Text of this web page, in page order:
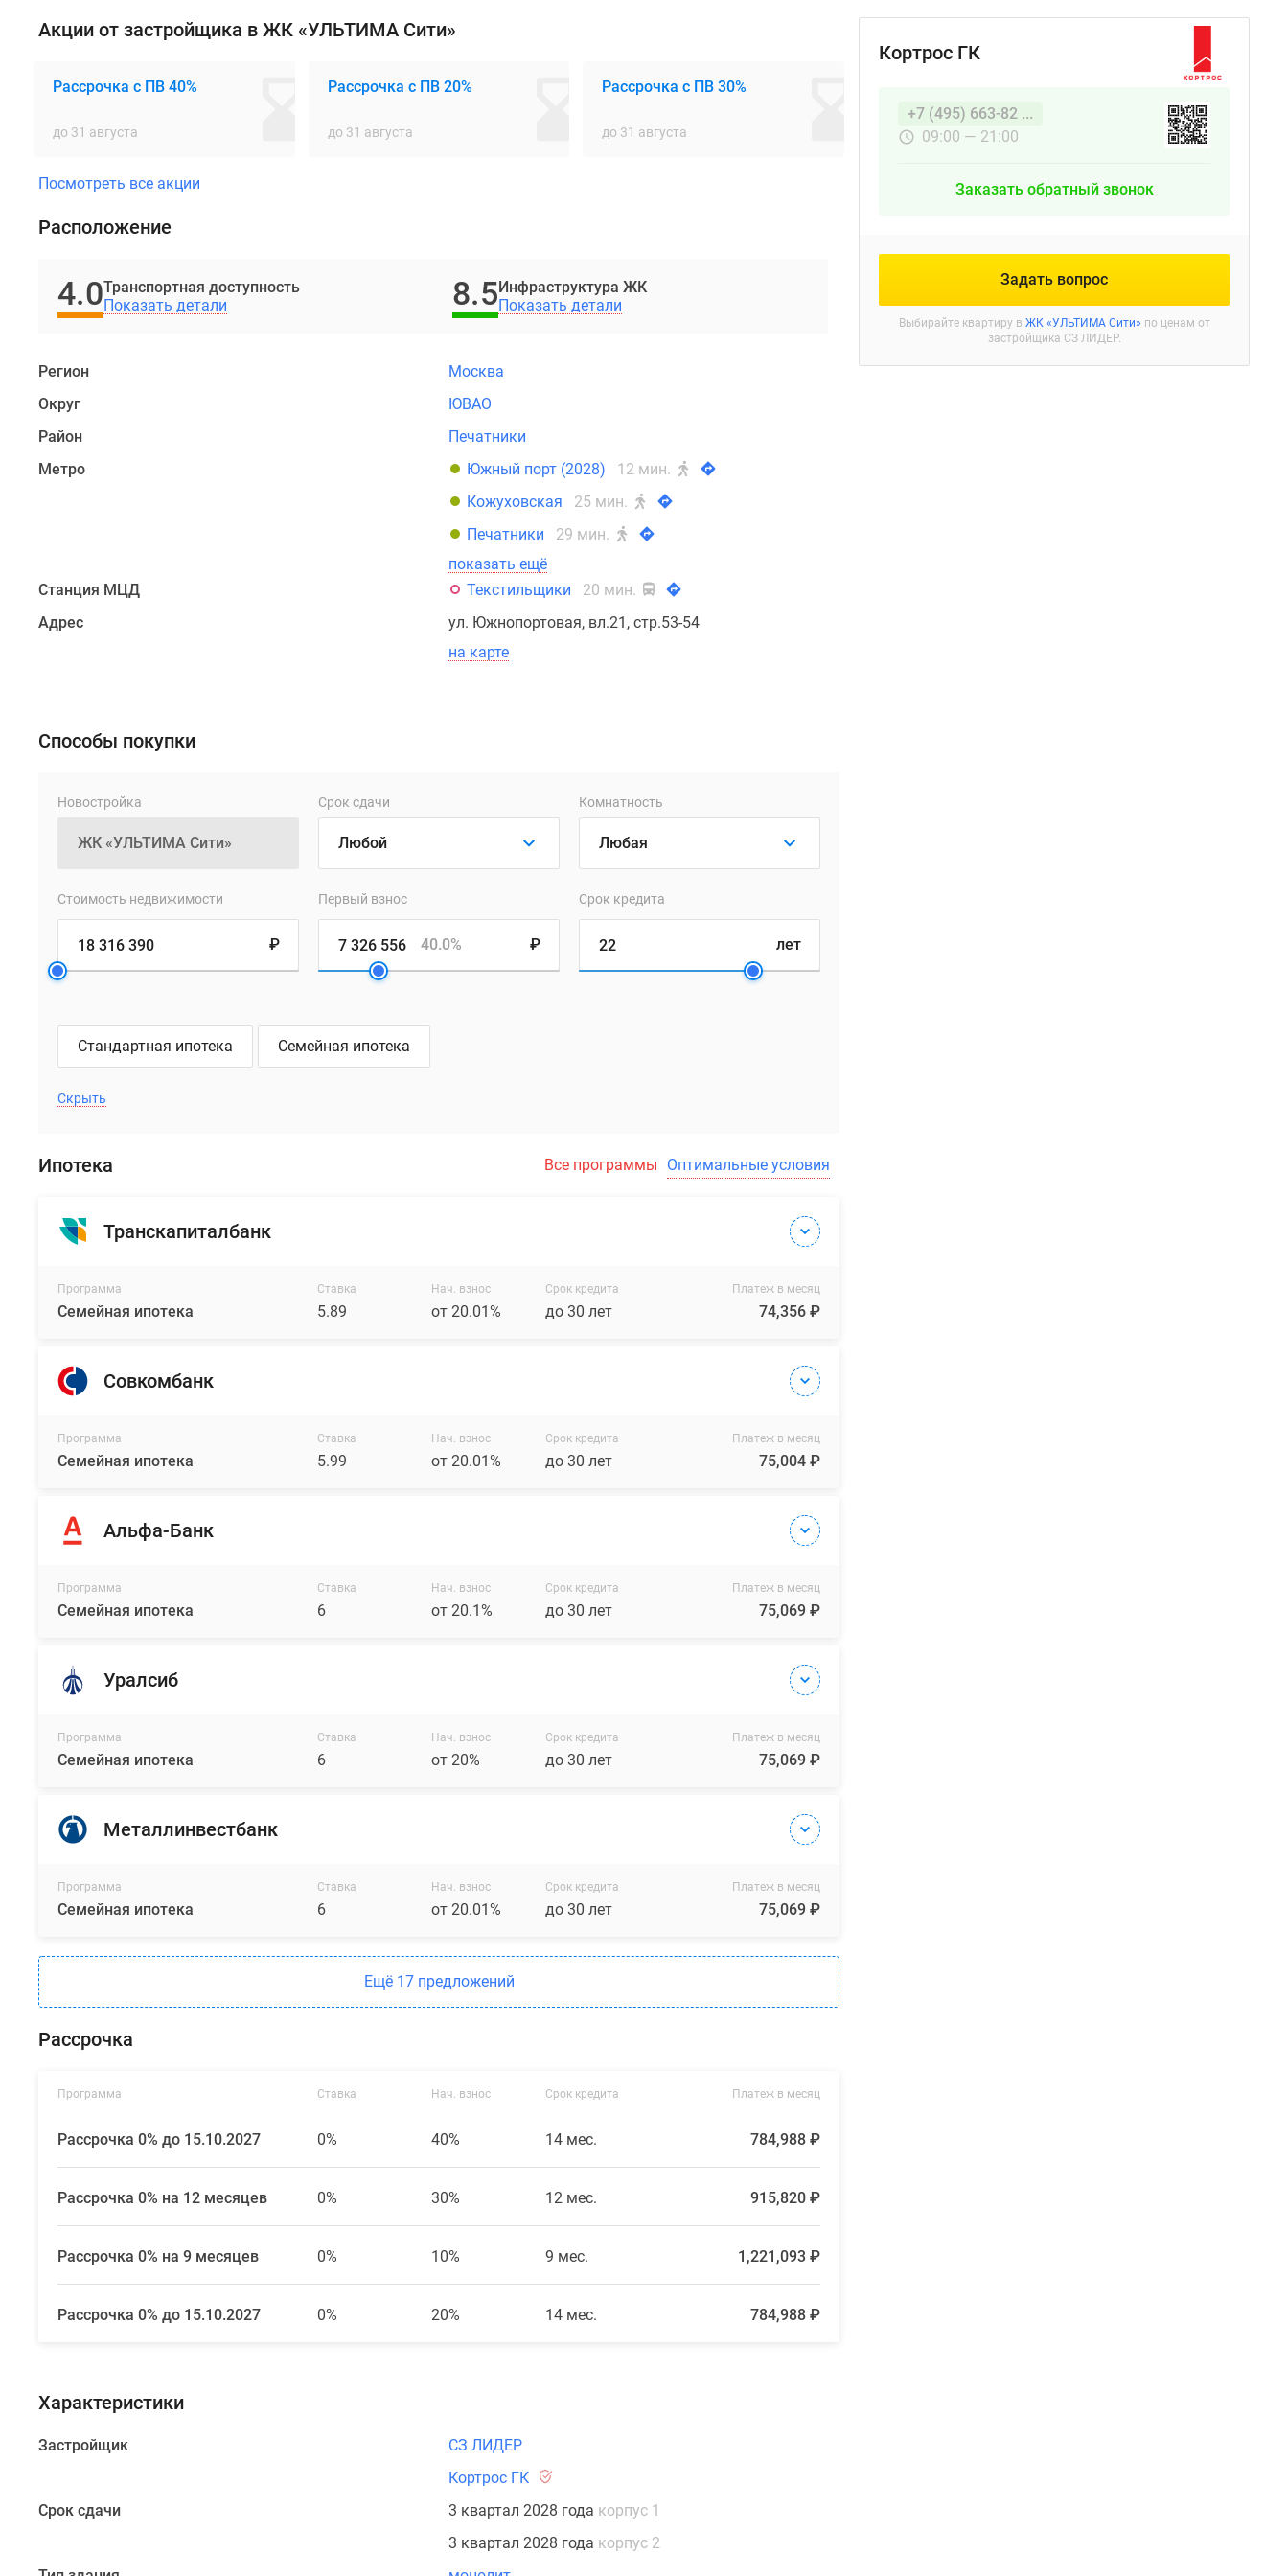
второй
Москвы-
минутах
пешком
от
станции
метро
(открытие
в
году).
Перспективная
2»
отличной
экологией.
станции
удобный
ТТК,
кольцу
Красной
площади.
25
машине
можно
МКАД,
пешком
дойти
набережной
Москвы-
реализации
уже
будет
водный
транспорт.
составе
появится
среди
которых
дома
средней
этажности
от
башни
корпус
имеет
уникальный
для
фасада
зеленые
Акции от застройщика в ЖК «УЛЬТИМА Сити»
Рассрочка с ПВ 40%
до 31 августа
Рассрочка с ПВ 20%
до 31 августа
Рассрочка с ПВ 30%
до 31 августа
Посмотреть все акции
Расположение
4.0Транспортная доступность
Показать детали
8.5Инфраструктура ЖК
Показать детали
Регион
Москва
Округ
ЮВАО
Район
Печатники
Метро
Южный порт (2028)
12 мин.
Кожуховская
25 мин.
Печатники
29 мин.
показать ещё
Станция МЦД
Текстильщики
20 мин.
Адрес
ул. Южнопортовая, вл.21, стр.53-54
на карте
Способы покупки
Новостройка Срок сдачи Комнатность
Стоимость недвижимости
₽
Первый взнос
₽
40.0%
Срок кредита
лет
Стандартная ипотека Семейная ипотека
Скрыть
Ипотека Все программы Оптимальные условия
Транскапиталбанк
Программа
Семейная ипотека
Ставка
5.89
Нач. взнос
от 20.01%
Срок кредита
до 30 лет
Платеж в месяц
74,356 ₽
Совкомбанк
Программа
Семейная ипотека
Ставка
5.99
Нач. взнос
от 20.01%
Срок кредита
до 30 лет
Платеж в месяц
75,004 ₽
Альфа-Банк
Программа
Семейная ипотека
Ставка
6
Нач. взнос
от 20.1%
Срок кредита
до 30 лет
Платеж в месяц
75,069 ₽
Уралсиб
Программа
Семейная ипотека
Ставка
6
Нач. взнос
от 20%
Срок кредита
до 30 лет
Платеж в месяц
75,069 ₽
Металлинвестбанк
Программа
Семейная ипотека
Ставка
6
Нач. взнос
от 20.01%
Срок кредита
до 30 лет
Платеж в месяц
75,069 ₽
Ещё 17 предложений
Рассрочка
Программа
Рассрочка 0% до 15.10.2027
Ставка
0%
Нач. взнос
40%
Срок кредита
14 мес.
Платеж в месяц
784,988 ₽
Рассрочка 0% на 12 месяцев 0% 30% 12 мес. 915,820 ₽
Рассрочка 0% на 9 месяцев 0% 10% 9 мес. 1,221,093 ₽
Рассрочка 0% до 15.10.2027 0% 20% 14 мес. 784,988 ₽
Характеристики
Застройщик
СЗ ЛИДЕР
Кортрос ГК
Срок сдачи
3 квартал 2028 года корпус 1
3 квартал 2028 года корпус 2
Кортрос ГК
+7 (495) 663-82 ...
09:00 — 21:00
Заказать обратный звонок
Задать вопрос
Выбирайте квартиру в ЖК «УЛЬТИМА Сити» по ценам от
застройщика СЗ ЛИДЕР.